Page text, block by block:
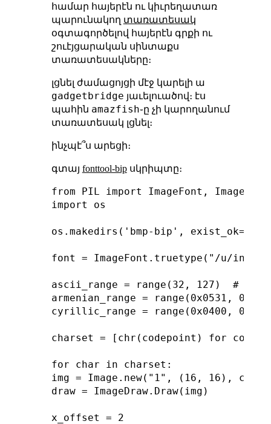
համար հայերէն ու կիւրեղատառ
պարունակող տառատեսակ
օգտագործելով հայերէն գրքի ու
շուէյցարական սինտաքս
տառատեսակները։
լցնել ժամացոյցի մէջ կարելի ա
gadgetbridge յաւելուածով։ էս
պահին amazfish֊ը չի կարողանում
տառատեսակ լցնել։
ինչպէ՞ս արեցի։
գտայ fonttool-bipսկրիպտը։
from PIL import ImageFont, Image,
import os
os.makedirs('bmp-bip',
font = ImageFont.truetype("/u/
ascii_range = range(32, 127)  #
armenian_range = range(0x0531,
cyrillic_range = range(0x0400,
charset = [chr(codepoint) for
for char in charset:
img = Image.new("1", (16, 16),
draw = ImageDraw.Draw(img)
x_offset = 2